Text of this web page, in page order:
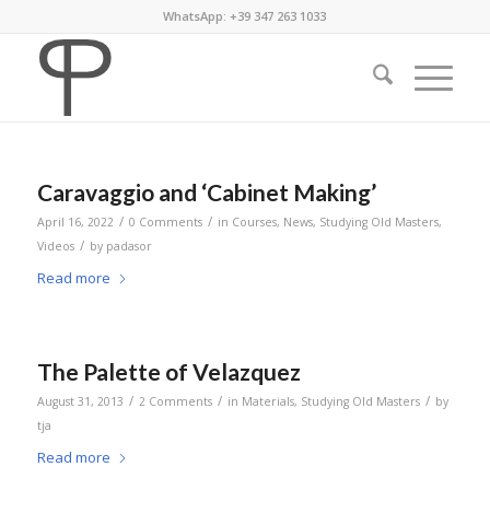
WhatsApp: +39 347 263 1033
Caravaggio and ‘Cabinet Making’
April 16, 2022 / 0 Comments / in Courses, News, Studying Old Masters,
Videos / by padasor
Read more
The Palette of Velazquez
August 31, 2013 / 2 Comments / in Materials, Studying Old Masters / by
tja
Read more